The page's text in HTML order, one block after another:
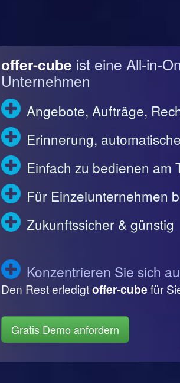
offer-cube ist eine All-in-
Unternehmen
Angebote, Aufträge,
Erinnerung,
Einfach zu bedienen am
Für Einzelunternehmen
Zukunftssicher & günstig
Konzentrieren Sie sich
Den Rest erledigtoffer-cube für
Gratis Demo anfordern